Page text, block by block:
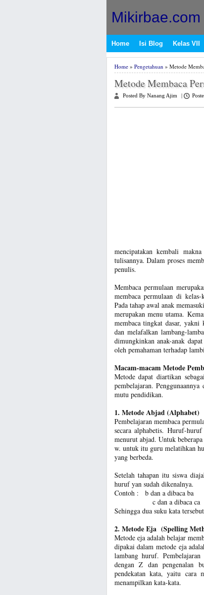
Mikirbae.com
Home Isi Blog Kelas VII
Home» Pengetahuan» Metode
Metode Membaca
Posted By Nanang Ajim
mencipatakan kembali
tulisannya. Dalam proses
penulis.
Membaca permulaan
membaca permulaan di
Pada tahap awal anak
merupakan menu utama.
membaca tingkat dasar, yakni
dan melafalkan lambang-
dimungkinkan anak-anak
oleh pemahaman terhadap
Macam-macam Metode
Metode dapat diartikan
pembelajaran.
mutu pendidikan.
1. Metode Abjad (Alphabet)
Pembelajaran membaca
secara alphabetis. Huruf-
menurut abjad. Untuk
w. untuk itu guru melatihkan
yang berbeda.
Setelah tahapan itu siswa
huruf yan sudah dikenalnya.
Contoh : b dan a dibaca ba
c dan a dibaca ca
Sehingga dua suku kata
2. Metode Eja (Spelling
Metode eja adalah belajar
dipakai dalam metode eja
lambang huruf.
dengan Z dan pengenalan
pendekatan kata, yaitu cara
menampilkan kata-kata.